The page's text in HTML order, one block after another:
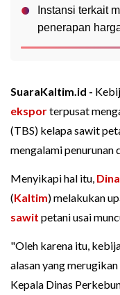
Instansi terkait
penerapan
SuaraKaltim.id -
eksporterpusat
(TBS) kelapa sawit
mengalami penurunan
Menyikapi hal itu,
(Kaltim) melakukan
sawit petani usai
"Oleh karena itu,
alasan yang
Kepala Dinas